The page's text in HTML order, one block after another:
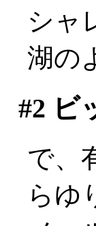
シャ
湖の
#2 ビ
で、
らゆ